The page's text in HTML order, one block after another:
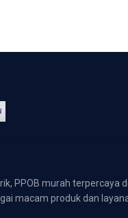
PPOB murah terpercaya
macam produk dan